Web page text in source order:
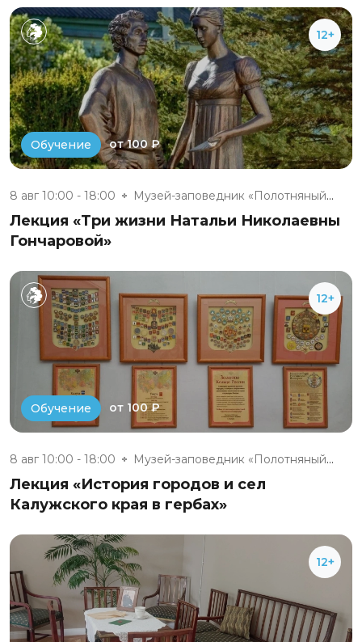
12+
Обучение от 100 ₽
8 авг 10:00 - 18:00 Музей-заповедник «Полотняный З...
Лекция «Три жизни Натальи Николаевны
Гончаровой»
12+
Обучение от 100 ₽
8 авг 10:00 - 18:00 Музей-заповедник «Полотняный З...
Лекция «История городов и сел
Калужского края в гербах»
12+